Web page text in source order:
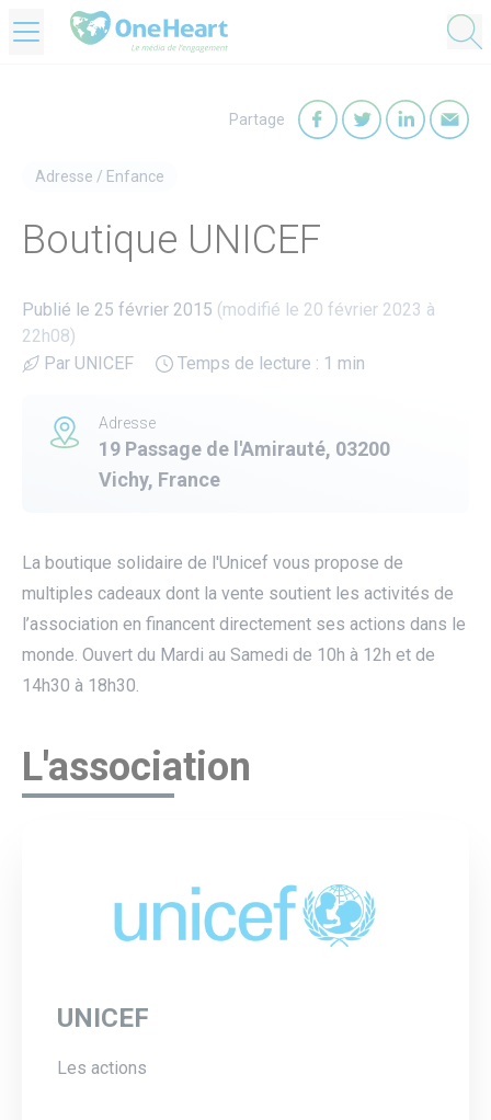
Partage
Adresse / Enfance
Boutique UNICEF
Publié le 25 février 2015 (modifié le 20 février 2023 à
22h08)
Par UNICEF
Temps de lecture : 1 min
Adresse
19 Passage de l'Amirauté, 03200
Vichy, France
La boutique solidaire de l'Unicef vous propose de
multiples cadeaux dont la vente soutient les activités de
l’association en financent directement ses actions dans le
monde. Ouvert du Mardi au Samedi de 10h à 12h et de
14h30 à 18h30.
L'association
UNICEF
Les actions